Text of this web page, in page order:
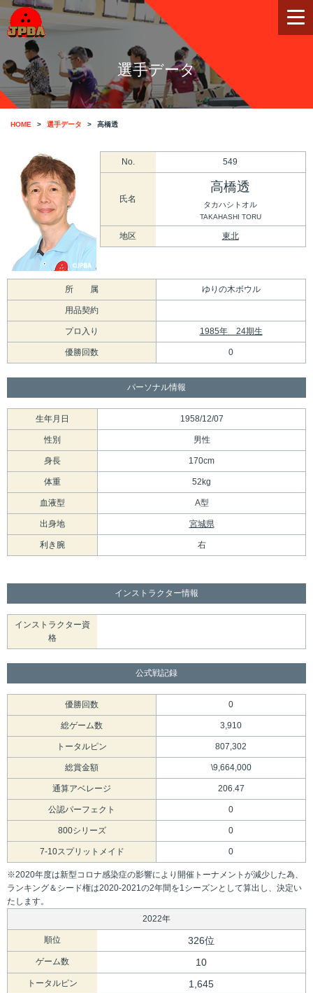
選手データ
HOME 選手データ 高橋透
No. 549
氏名
高橋透
タカハシトオル
TAKAHASHI TORU
地区 東北
所 属 ゆりの木ボウル
用品契約
プロ入り 1985年 24期生
優勝回数 0
パーソナル情報
生年月日 1958/12/07
性別 男性
身長 170cm
体重 52kg
血液型 A型
出身地 宮城県
利き腕 右
インストラクター情報
インストラクター資
格
公式戦記録
優勝回数 0
総ゲーム数 3,910
トータルピン 807,302
総賞金額 \9,664,000
通算アベレージ 206.47
公認パーフェクト 0
800シリーズ 0
7-10スプリットメイド 0
※2020年度は新型コロナ感染症の影響により開催トーナメントが減少した為、
ランキング＆シード権は2020-2021の2年間を1シーズンとして算出し、決定い
たします。
2022年
順位 326位
ゲーム数 10
トータルピン 1,645